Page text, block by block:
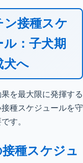
ン接種スケ
ル：子犬期
犬へ
を最大限に発揮する
種スケジュールを守
す。
種スケジュ